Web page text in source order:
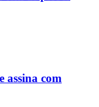
assina com